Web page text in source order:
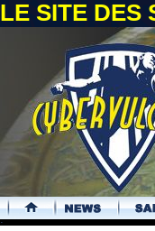
LE SITE DES
.